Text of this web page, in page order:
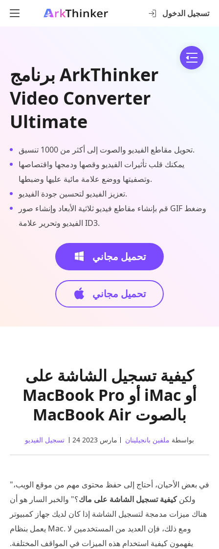
تسجيل الدخول
برنامج ArkThinker
Video Converter
Ultimate
تحويل مقاطع الفيديو والصوت إلى أكثر من 1000 تنسيق.
يمكنك قلب تأثيرات الفيديو وقصها ودمجها واقتصاصها
وتصفيتها ووضع علامة مائية عليها وضبطها.
تعزيز الفيديو لتحسين جودة الفيديو.
قم بإنشاء مقاطع فيديو ثلاثية الأبعاد وإنشاء صور GIF وضغط
الفيديو وتحرير علامة ID3.
تحميل مجاني
تحميل مجاني
كيفية تسجيل الشاشة على
MacBook Pro أو iMac أو
MacBook Air بالصوت
بواسطة ملفين بانجيلينان 24 مارس 2023 تسجيل الفيديو
"في بعض الأحيان، أحتاج إلى حفظ محتوى مهم من موقع الويب،
ولكنكيفية تسجيل الشاشة على ماك؟" والخبر السار هو أن
هناك ميزات مدمجة لتسجيل الشاشة إذا كان لديك جهاز كمبيوتر
يعمل بنظام Mac. ومع ذلك، فإن العديد من المستخدمين لا
يفهمون كيفية استخدام هذه الميزات في المواقف المختلفة.